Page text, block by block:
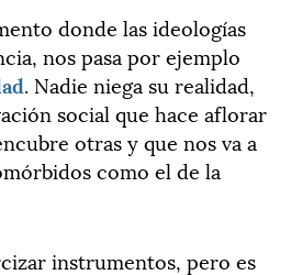
donde las ideologías
nos pasa por ejemplo
. Nadie niega su realidad,
social que hace aflorar
otras y que nos va a
como el de la
instrumentos, pero es